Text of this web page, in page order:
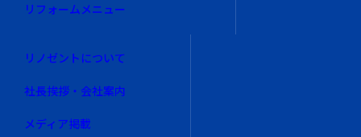
リフォームメニュー
リノゼントについて
社長挨拶・会社案内
メディア掲載